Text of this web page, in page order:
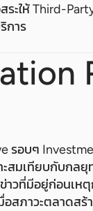
ระให้ Third-
การ
รอบๆ
สมเทียบกับกลยุ
าวที่มีอยู่ก่อนเ
สภาวะตลาดสร้